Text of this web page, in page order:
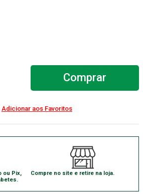
Comprar
ou Pix,
Compre no site e retire na loja.